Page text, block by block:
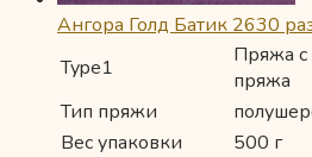
Ангора Голд Батик 2630
Type1
Пряжа с
пряжа
Тип пряжи
Вес упаковки
500 г